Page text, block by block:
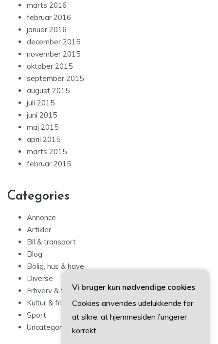
marts 2016
februar 2016
januar 2016
december 2015
november 2015
oktober 2015
september 2015
august 2015
juli 2015
juni 2015
maj 2015
april 2015
marts 2015
februar 2015
Categories
Annonce
Artikler
Bil & transport
Blog
Bolig, hus & have
Diverse
Erhverv & forbrug
Kultur & fritid
Sport
Uncategorized
Vi bruger kun nødvendige cookies
Cookies anvendes udelukkende for
at sikre, at hjemmesiden fungerer
korrekt.